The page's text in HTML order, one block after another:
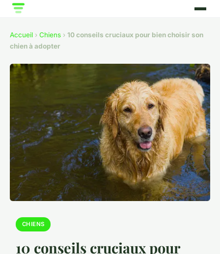
Accueil › Chiens › 10 conseils cruciaux pour bien choisir son
chien à adopter
CHIENS
10 conseils cruciaux pour